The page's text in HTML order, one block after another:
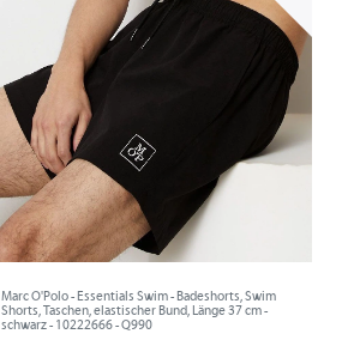
Marc O'Polo - Essentials Swim - Badeshorts, Swim
Shorts, Taschen, elastischer Bund, Länge 37 cm -
schwarz - 10222666 - Q990